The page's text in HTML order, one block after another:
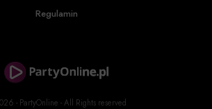
- PartyOnline - All Rights reserved
Regulamin